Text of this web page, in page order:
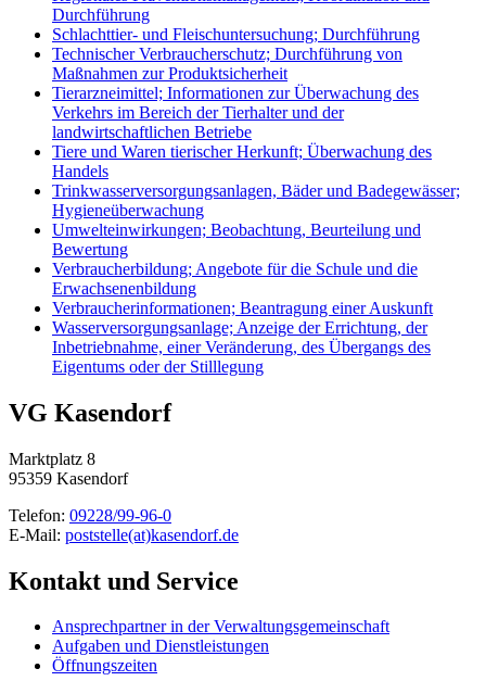
Durchführung
Schlachttier- und Fleischuntersuchung; Durchführung
Technischer Verbraucherschutz; Durchführung von
Maßnahmen zur Produktsicherheit
Tierarzneimittel; Informationen zur Überwachung des
Verkehrs im Bereich der Tierhalter und der
landwirtschaftlichen Betriebe
Tiere und Waren tierischer Herkunft; Überwachung des
Handels
Trinkwasserversorgungsanlagen, Bäder und Badegewässer;
Hygieneüberwachung
Umwelteinwirkungen; Beobachtung, Beurteilung und
Bewertung
Verbraucherbildung; Angebote für die Schule und die
Erwachsenenbildung
Verbraucherinformationen; Beantragung einer Auskunft
Wasserversorgungsanlage; Anzeige der Errichtung, der
Inbetriebnahme, einer Veränderung, des Übergangs des
Eigentums oder der Stilllegung
VG Kasendorf
Marktplatz 8
95359 Kasendorf
Telefon: 09228/99-96-0
E-Mail: poststelle(at)kasendorf.de
Kontakt und Service
Ansprechpartner in der Verwaltungsgemeinschaft
Aufgaben und Dienstleistungen
Öffnungszeiten